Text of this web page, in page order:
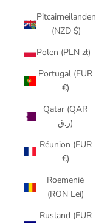
Pitcairneilanden
(NZD $)
Polen (PLN zł)
Portugal (EUR
€)
Qatar (QAR
ر.ق)
Réunion (EUR
€)
Roemenië
(RON Lei)
Rusland (EUR